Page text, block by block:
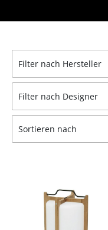
Sekretäre & PC-
Konferenztische
Stehtische &
Kindertische
Einzelteile
... alle Tische
Filter nach Hersteller
Filter nach Designer
Sortieren nach